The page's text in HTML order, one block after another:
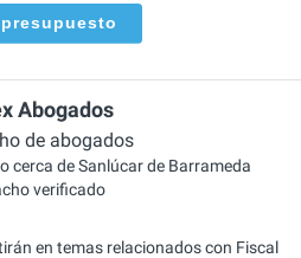
Abogados
de abogados
cerca de Sanlúcar de Barrameda
verificado
en temas relacionados con Fiscal